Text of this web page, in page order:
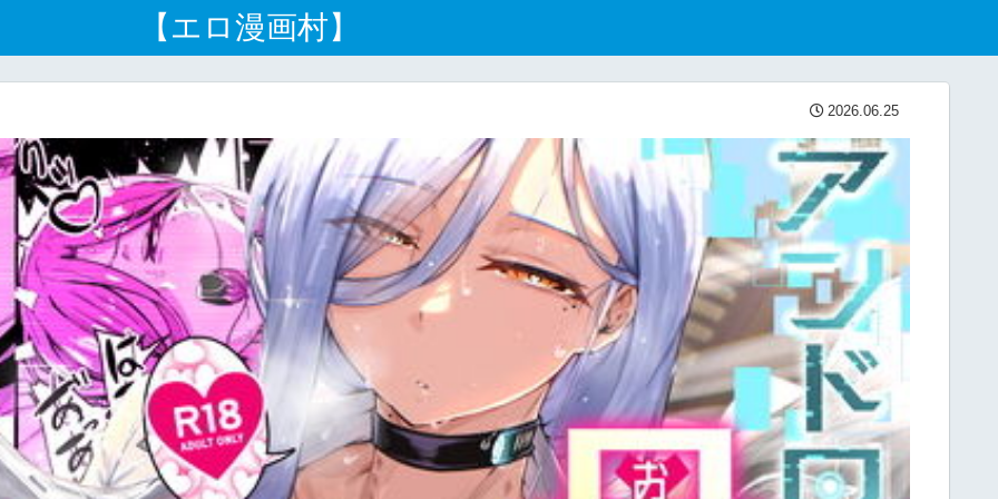
【エロ漫画村】
2026.06.25